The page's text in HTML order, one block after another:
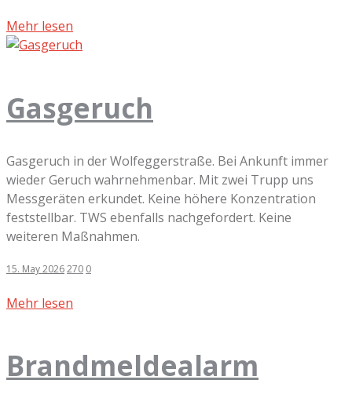
Mehr lesen
Gasgeruch
Gasgeruch in der Wolfeggerstraße. Bei Ankunft immer
wieder Geruch wahrnehmenbar. Mit zwei Trupp uns
Messgeräten erkundet. Keine höhere Konzentration
feststellbar. TWS ebenfalls nachgefordert. Keine
weiteren Maßnahmen.
15. May 2026270 0
Mehr lesen
Brandmeldealarm